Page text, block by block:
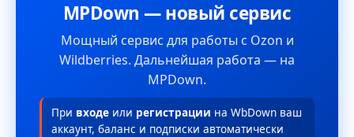
MPDown — новый сервис
Мощный сервис для работы с Ozon и
Wildberries. Дальнейшая работа — на
MPDown.
При входе или регистрации на WbDown ваш
аккаунт, баланс и подписки автоматически